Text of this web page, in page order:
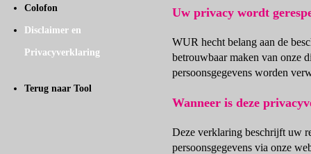
Colofon
Disclaimer en
Privacyverklaring
Terug naar Tool
Uw privacy wordt
WUR hecht belang aan de
betrouwbaar maken van onze
persoonsgegevens worden
Wanneer is deze
Deze verklaring beschrijft uw
persoonsgegevens via onze